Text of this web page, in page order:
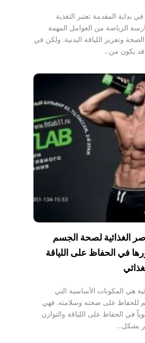
المقدمة تعتبر التغذية
الرياضة من العوامل المهمة
وتعزيز اللياقة البدنية. ولكن في
قد يكون من…
الغذائية لصحة الجسم
في الحفاظ على اللياقة
هي المكونات الأساسية التي
للحفاظ على صحته وسلامته. فهي
في الحفاظ على اللياقة والتوازن
بشكل…